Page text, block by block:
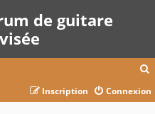
de guitare
c
Connexion
Inscription